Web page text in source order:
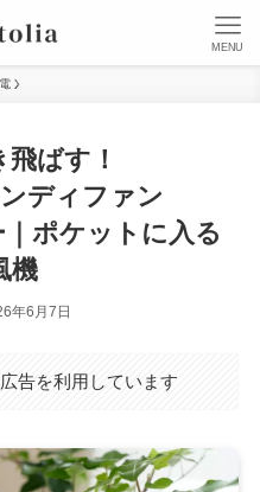
MENU
ばす！
ディファン
ポケットに入る
機
年6月7日
告を利用しています